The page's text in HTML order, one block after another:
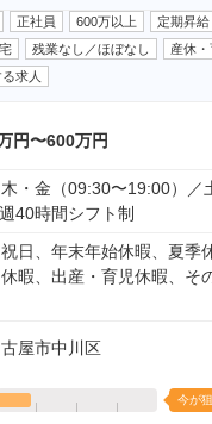
正社員 600万以上
定期昇給
残業なし／ほぼなし 産休・
求人
円〜600万円
木・金（09:30〜19:00）／
40時間シフト制
日、年末年始休暇、夏季
暇、出産・育児休暇、そ
屋市中川区
今が